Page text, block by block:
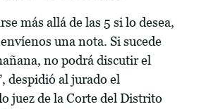
más allá de las 5 si lo desea,
una nota. Si sucede
no podrá discutir el
despidió al jurado el
juez de la Corte del Distrito